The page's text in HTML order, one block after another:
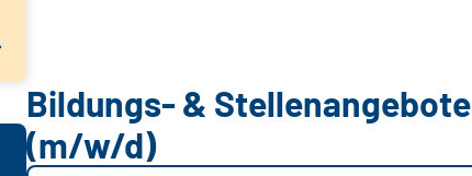
Bildungs- & Stellenangebote
(m/w/d)